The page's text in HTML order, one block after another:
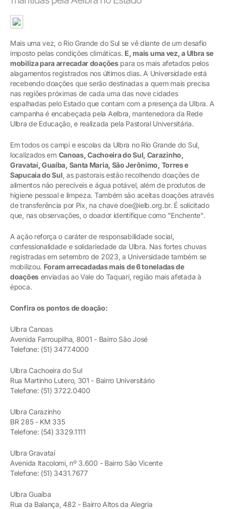
Mais uma vez, o Rio Grande do Sul se vê diante de um desafio
imposto pelas condições climáticas. E, mais uma vez, a Ulbra se
mobiliza para arrecadar doaçõespara os mais afetados pelos
alagamentos registrados nos últimos dias. A Universidade está
recebendo doações que serão destinadas a quem mais precisa
nas regiões próximas de cada uma das nove cidades
espalhadas pelo Estado que contam com a presença da Ulbra. A
campanha é encabeçada pela Aelbra, mantenedora da Rede
Ulbra de Educação, e realizada pela Pastoral Universitária.
Em todos os campi e escolas da Ulbra no Rio Grande do Sul,
localizados em Canoas, Cachoeira do Sul, Carazinho,
Gravataí, Guaíba, Santa Maria, São Jerônimo, Torres e
Sapucaia do Sul, as pastorais estão recolhendo doações de
alimentos não perecíveis e água potável, além de produtos de
higiene pessoal e limpeza. Também são aceitas doações através
de transferência por Pix, na chave doe@ielb.org.br. É solicitado
que, nas observações, o doador identifique como "Enchente".
A ação reforça o caráter de responsabilidade social,
confessionalidade e solidariedade da Ulbra. Nas fortes chuvas
registradas em setembro de 2023, a Universidade também se
mobilizou. Foram arrecadadas mais de 6 toneladas de
doaçõesenviadas ao Vale do Taquari, região mais afetada à
época.
Confira os pontos de doação:
Ulbra Canoas
Avenida Farroupilha, 8001 - Bairro São José
Telefone: (51) 3477.4000
Ulbra Cachoeira do Sul
Rua Martinho Lutero, 301 - Bairro Universitário
Telefone: (51) 3722.0400
Ulbra Carazinho
BR 285 - KM 335
Telefone: (54) 3329.1111
Ulbra Gravataí
Avenida Itacolomi, nº 3.600 - Bairro São Vicente
Telefone: (51) 3431.7677
Ulbra Guaíba
Rua da Balança, 482 - Bairro Altos da Alegria